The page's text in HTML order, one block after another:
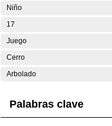
Niño
17
Juego
Cerro
Arbolado
Palabras clave